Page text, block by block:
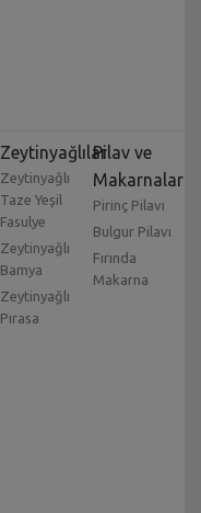
Zeytinyağlılar
Zeytinyağlı
Taze Yeşil
Fasulye
Zeytinyağlı
Bamya
Zeytinyağlı
Pırasa
Pilav ve
Makarnalar
Pirinç Pilavı
Bulgur Pilavı
Fırında
Makarna